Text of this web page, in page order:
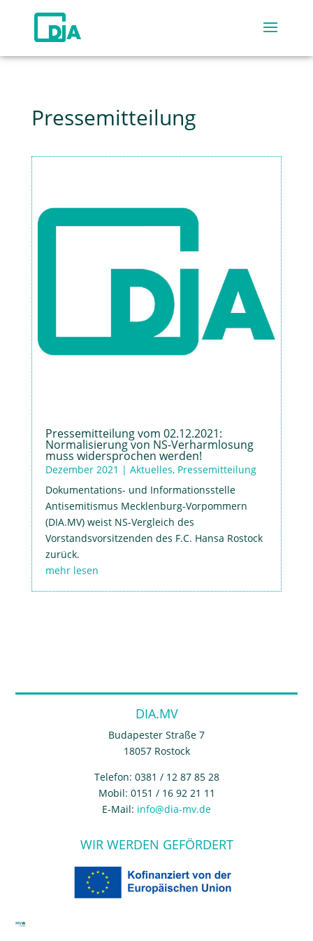
Pressemitteilung
Pressemitteilung vom 02.12.2021:
Normalisierung von NS-Verharmlosung
muss widersprochen werden!
Dezember 2021 | Aktuelles, Pressemitteilung
Dokumentations- und Informationsstelle
Antisemitismus Mecklenburg-Vorpommern
(DIA.MV) weist NS-Vergleich des
Vorstandsvorsitzenden des F.C. Hansa Rostock
zurück.
mehr lesen
DIA.MV
Budapester Straße 7
18057 Rostock
Telefon: 0381 / 12 87 85 28
Mobil: 0151 / 16 92 21 11
E-Mail: info@dia-mv.de
WIR WERDEN GEFÖRDERT